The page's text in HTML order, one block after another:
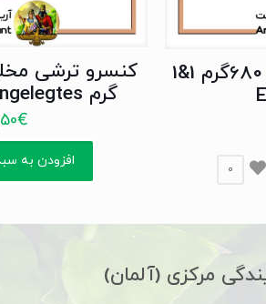
ترشی لیته یک و یک 680گرم 1&1
0
گرم Kamrooz Eingelegtes
€
افزودن به
مرکزی (آلمان)